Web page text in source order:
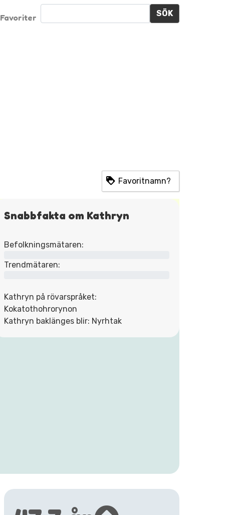
Favoriter SÖK
Favoritnamn?
Snabbfakta om Kathryn
Befolkningsmätaren:
Trendmätaren:
Kathryn på rövarspråket:
Kokatothohrorynon
Kathryn baklänges blir: Nyrhtak